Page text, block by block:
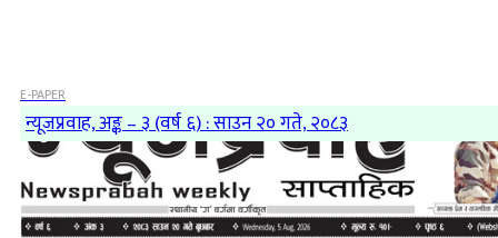
E-PAPER
न्यूजप्रवाह, अङ्क – ३ (वर्ष ६) : साउन २० गते, २०८३